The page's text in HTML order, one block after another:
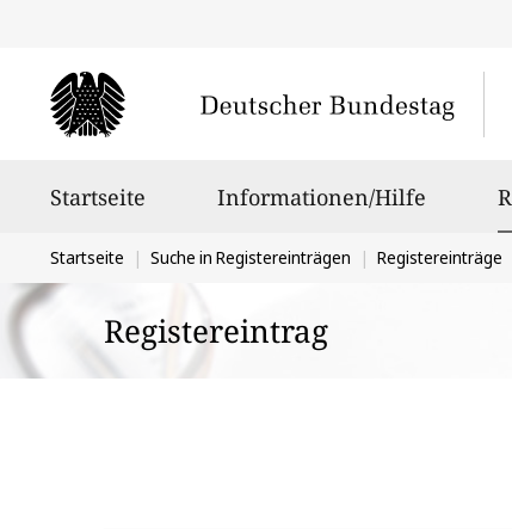
Startseite Informationen/Hilfe
Sie
befinden
sich
hier:
Startseite Suche in Registereinträgen Registereinträge
Registereintrag